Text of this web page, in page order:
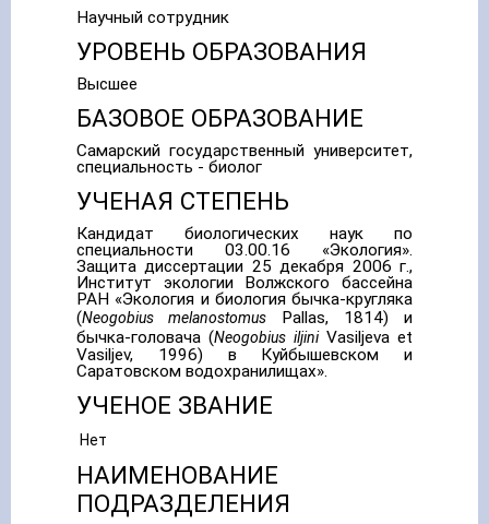
Научный сотрудник
УРОВЕНЬ ОБРАЗОВАНИЯ
Высшее
БАЗОВОЕ ОБРАЗОВАНИЕ
Самарский государственный университет,
специальность - биолог
УЧЕНАЯ СТЕПЕНЬ
Кандидат биологических наук по
специальности 03.00.16 «Экология».
Защита диссертации 25 декабря 2006 г.,
Институт экологии Волжского бассейна
РАН «Экология и биология бычка-кругляка
(Neogobius melanostomus Pallas, 1814) и
бычка-головача (Neogobius iljiniVasiljeva et
Vasiljev, 1996) в Куйбышевском и
Саратовском водохранилищах».
УЧЕНОЕ ЗВАНИЕ
Нет
НАИМЕНОВАНИЕ
ПОДРАЗДЕЛЕНИЯ